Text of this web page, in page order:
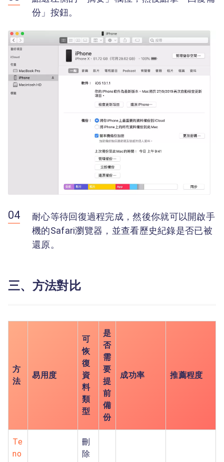
份」按鈕。
耐心等待回復過程完成，然後你就可以開啟手
機的Safari瀏覽器，並查看歷史紀錄是否已被
還原。
三、方法對比
方
法
易用度
可
恢
復
資
料
類
型
是
否
需
要
提
前
備
份
成功率 推薦程度
Te
no
刪
除